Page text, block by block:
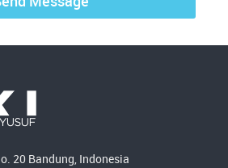
20 Bandung, Indonesia